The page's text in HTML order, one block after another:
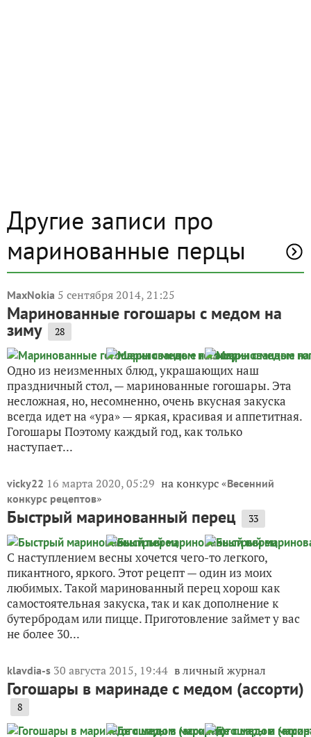
Другие записи про
маринованные перцы
MaxNokia 5 сентября 2014, 21:25
Маринованные гогошары с медом на
зиму 28
Одно из неизменных блюд, украшающих наш
праздничный стол, — маринованные гогошары. Эта
несложная, но, несомненно, очень вкусная закуска
всегда идет на «ура» — яркая, красивая и аппетитная.
Гогошары Поэтому каждый год, как только
наступает...
vicky22 16 марта 2020, 05:29 на конкурс «Весенний
конкурс рецептов»
Быстрый маринованный перец 33
С наступлением весны хочется чего-то легкого,
пикантного, яркого. Этот рецепт — один из моих
любимых. Такой маринованный перец хорош как
самостоятельная закуска, так и как дополнение к
бутербродам или пицце. Приготовление займет у вас
не более 30...
klavdia-s 30 августа 2015, 19:44 в личный журнал
Гогошары в маринаде с медом (ассорти)
8